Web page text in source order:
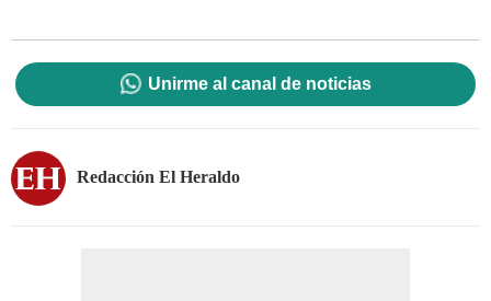
Unirme al canal de noticias
Redacción El Heraldo